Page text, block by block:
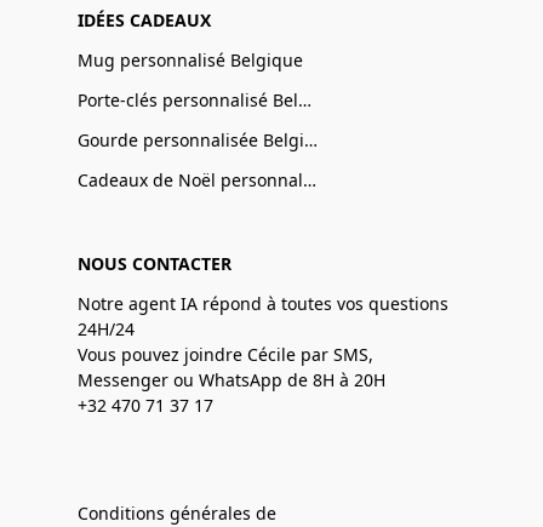
IDÉES CADEAUX
Mug personnalisé Belgique
Porte-clés personnalisé Belgique
Gourde personnalisée Belgique
Cadeaux de Noël personnalisé Belgique
NOUS CONTACTER
Notre agent IA répond à toutes vos questions
24H/24
Vous pouvez joindre Cécile par SMS,
Messenger ou WhatsApp de 8H à 20H
+32 470 71 37 17
Conditions générales de